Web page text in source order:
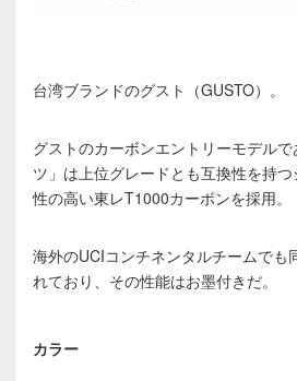
台湾ブランドのグスト（GUSTO）。
グストのカーボンエントリーモデル
ツ」は上位グレードとも互換性を持
性の高い東レT1000カーボンを採用。
海外のUCIコンチネンタルチームでも
れており、その性能はお墨付きだ。
カラー